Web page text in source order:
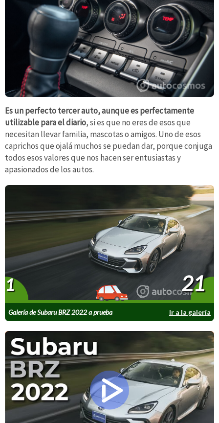
Es un perfecto tercer auto, aunque es perfectamente
utilizable para el diario, si es que no eres de esos que
necesitan llevar familia, mascotas o amigos. Uno de esos
caprichos que ojalá muchos se puedan dar, porque conjuga
todos esos valores que nos hacen ser entusiastas y
apasionados de los autos.
Galería de Subaru BRZ 2022 a prueba Ir a la galería
1 21